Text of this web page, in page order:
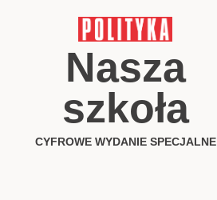
Nasza
szkoła
CYFROWE WYDANIE SPECJALNE